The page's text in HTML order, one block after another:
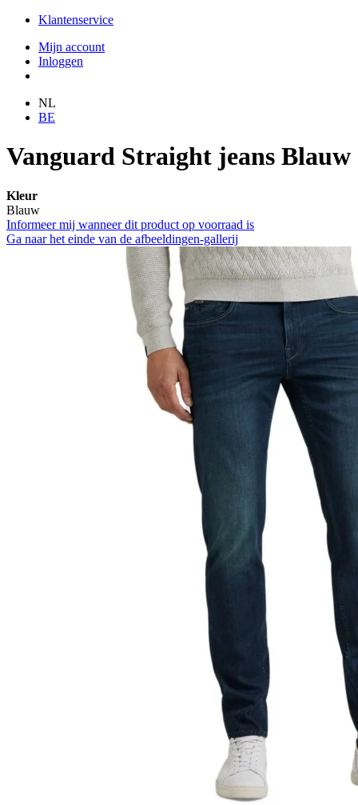
Klantenservice
Mijn account
Inloggen
NL
BE
Vanguard Straight jeans Blauw
Kleur
Blauw
Informeer mij wanneer dit product op voorraad is
Ga naar het einde van de afbeeldingen-gallerij